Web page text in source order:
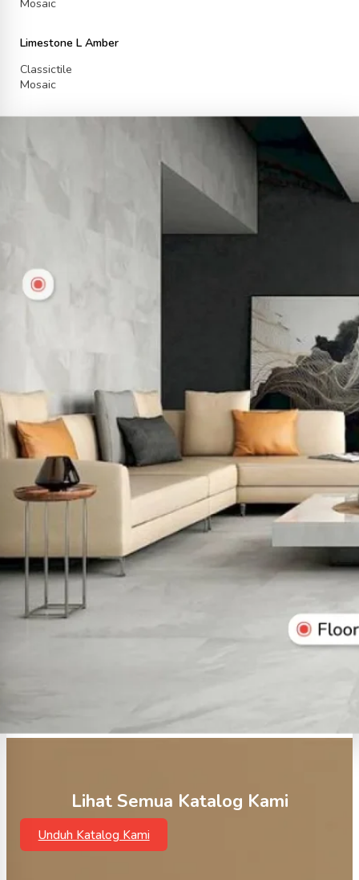
Mosaic
Limestone L Amber
Classictile
Mosaic
Lihat Semua Katalog Kami
Unduh Katalog Kami